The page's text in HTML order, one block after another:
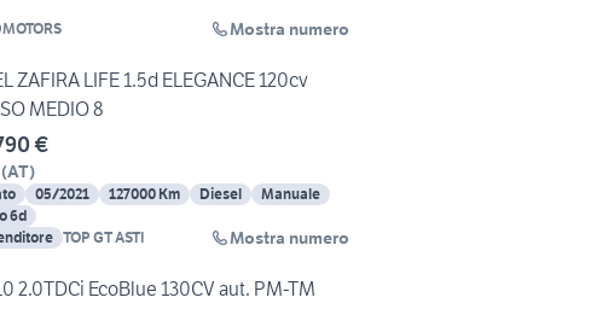
Mostra numero
ZAFIRA LIFE 1.5d ELEGANCE 120cv
MEDIO 8
€
(AT)
05/2021 127000 Km Diesel
Manuale
6d
TOP GT ASTI Mostra numero
2.0TDCi EcoBlue 130CV aut. PM-TM